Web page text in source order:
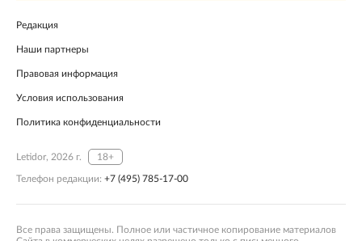
Редакция
Наши партнеры
Правовая информация
Условия использования
Политика конфиденциальности
Letidor, 2026 г. 18+
Телефон редакции: +7 (495) 785-17-00
Все права защищены. Полное или частичное копирование материалов